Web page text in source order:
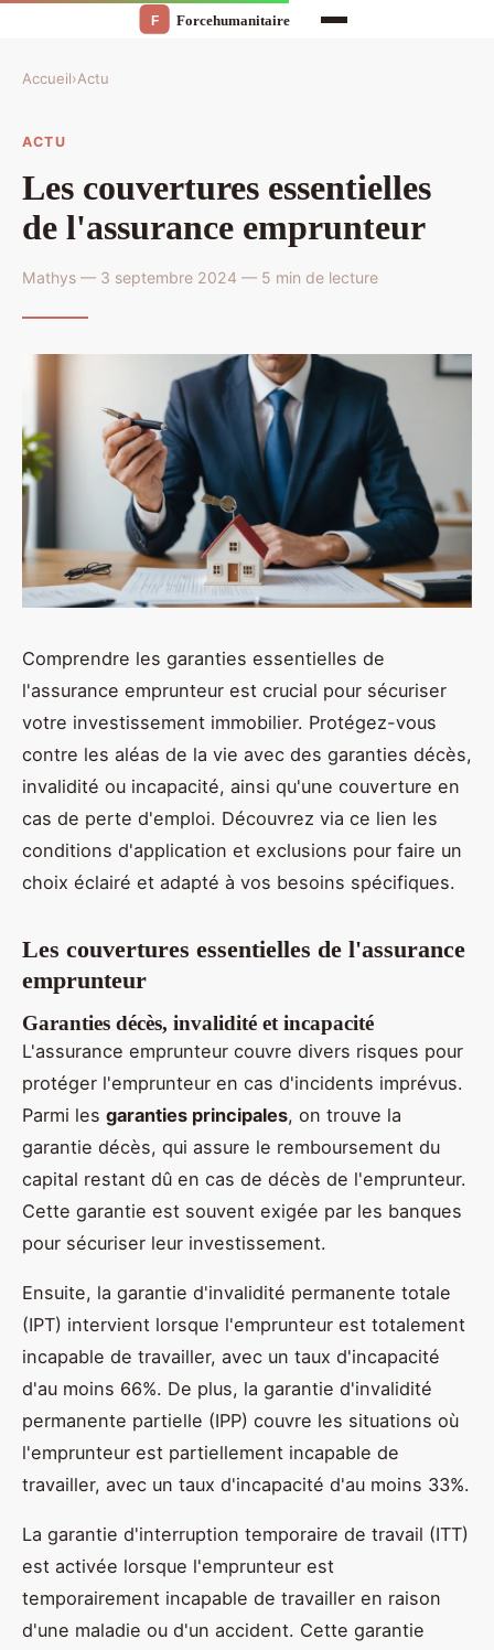
Accueil›Actu
ACTU
Les couvertures essentielles
de l'assurance emprunteur
Mathys — 3 septembre 2024 — 5 min de lecture
Comprendre les garanties essentielles de
l'assurance emprunteur est crucial pour sécuriser
votre investissement immobilier. Protégez-vous
contre les aléas de la vie avec des garanties décès,
invalidité ou incapacité, ainsi qu'une couverture en
cas de perte d'emploi. Découvrez via ce lien les
conditions d'application et exclusions pour faire un
choix éclairé et adapté à vos besoins spécifiques.
Les couvertures essentielles de l'assurance
emprunteur
Garanties décès, invalidité et incapacité
L'assurance emprunteur couvre divers risques pour
protéger l'emprunteur en cas d'incidents imprévus.
Parmi les garanties principales, on trouve la
garantie décès, qui assure le remboursement du
capital restant dû en cas de décès de l'emprunteur.
Cette garantie est souvent exigée par les banques
pour sécuriser leur investissement.
Ensuite, la garantie d'invalidité permanente totale
(IPT) intervient lorsque l'emprunteur est totalement
incapable de travailler, avec un taux d'incapacité
d'au moins 66%. De plus, la garantie d'invalidité
permanente partielle (IPP) couvre les situations où
l'emprunteur est partiellement incapable de
travailler, avec un taux d'incapacité d'au moins 33%.
La garantie d'interruption temporaire de travail (ITT)
est activée lorsque l'emprunteur est
temporairement incapable de travailler en raison
d'une maladie ou d'un accident. Cette garantie